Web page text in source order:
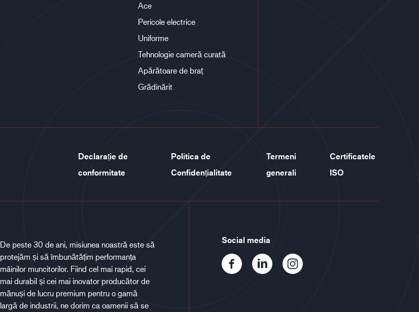
Ace
Pericole electrice
Uniforme
Tehnologie cameră curată
Apărătoare de braț
Grădinărit
Declarație de
conformitate
Politica de
Confidențialitate
Termeni
generali
Certificatele
ISO
De peste 30 de ani, misiunea noastră este să
protejăm și să îmbunătățim performanța
mâinilor muncitorilor. Fiind cel mai rapid, cei
mai durabil și cei mai inovator producător de
mănuși de lucru premium pentru o gamă
largă de industrii, ne dorim ca oamenii să se
Social media